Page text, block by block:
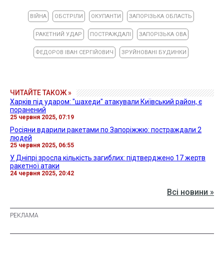
ВІЙНА ОБСТРІЛИ ОКУПАНТИ ЗАПОРІЗЬКА ОБЛАСТЬ
РАКЕТНИЙ УДАР ПОСТРАЖДАЛІ ЗАПОРІЗЬКА ОВА
ФЕДОРОВ ІВАН СЕРГІЙОВИЧ ЗРУЙНОВАНІ БУДИНКИ
ЧИТАЙТЕ ТАКОЖ »
Харків під ударом: "шахеди" атакували Київський район, є
поранений
25 червня 2025, 07:19
Росіяни вдарили ракетами по Запоріжжю: постраждали 2
людей
25 червня 2025, 06:55
У Дніпрі зросла кількість загиблих: підтверджено 17 жертв
ракетної атаки
24 червня 2025, 20:42
Всі новини »